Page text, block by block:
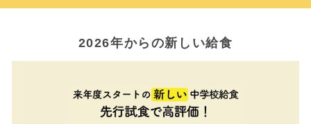
2026年からの新しい給食